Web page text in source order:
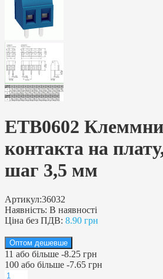
ETB0602
контакта на
шаг 3,5 мм
Артикул:36032
Наявність: В наявності
Ціна без ПДВ: 8.90 грн
Оптом дешевше
11 або більше -8.25 грн
100 або більше -7.65 грн